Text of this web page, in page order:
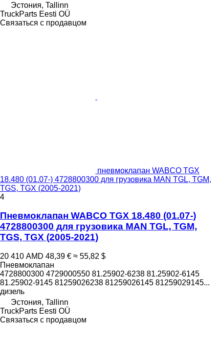
Эстония, Tallinn
TruckParts Eesti OÜ
Связаться с продавцом
пневмоклапан WABCO TGX
18.480 (01.07-) 4728800300 для грузовика MAN TGL, TGM,
TGS, TGX (2005-2021)
4
Пневмоклапан WABCO TGX 18.480 (01.07-)
4728800300 для грузовика MAN TGL, TGM,
TGS, TGX (2005-2021)
20 410 AMD 48,39 € ≈ 55,82 $
Пневмоклапан
4728800300 4729000550 81.25902-6238 81.25902-6145
81.25902-9145 81259026238 81259026145 81259029145...
дизель
Эстония, Tallinn
TruckParts Eesti OÜ
Связаться с продавцом